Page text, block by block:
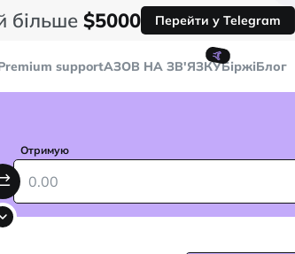
більше $5000 Перейти у Telegram
support
🤙
AЗОВ НА ЗВ'ЯЗКУБіржіБлог
Отримую